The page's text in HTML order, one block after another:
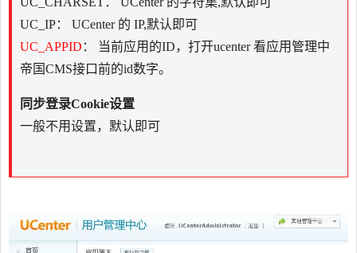
UC_IP： UCenter 的 IP,默认即可
UC_APPID ： 当前应用的ID，打开ucenter 看应用管理中
帝国CMS接口前的id数字。
同步登录Cookie设置
一般不用设置，默认即可